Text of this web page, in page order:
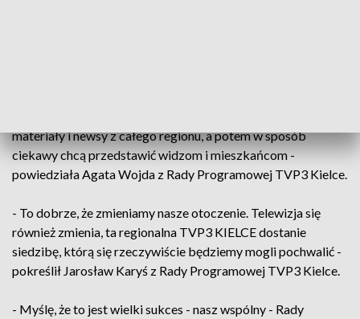
materiały i newsy z całego regionu, a potem w sposób
ciekawy chcą przedstawić widzom i mieszkańcom -
powiedziała Agata Wojda z Rady Programowej TVP3 Kielce.
- To dobrze, że zmieniamy nasze otoczenie. Telewizja się
również zmienia, ta regionalna TVP3 KIELCE dostanie
siedzibę, którą się rzeczywiście będziemy mogli pochwalić -
pokreślił Jarosław Karyś z Rady Programowej TVP3 Kielce.
- Myślę, że to jest wielki sukces - nasz wspólny - Rady